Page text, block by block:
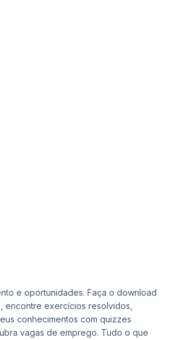
e oportunidades. Faça o download
encontre exercícios resolvidos,
conhecimentos com quizzes
vagas de emprego. Tudo o que